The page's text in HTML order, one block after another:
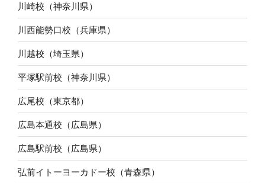
川崎校（神奈川県）
川西能勢口校（兵庫県）
川越校（埼玉県）
平塚駅前校（神奈川県）
広尾校（東京都）
広島本通校（広島県）
広島駅前校（広島県）
弘前イトーヨーカドー校（青森県）